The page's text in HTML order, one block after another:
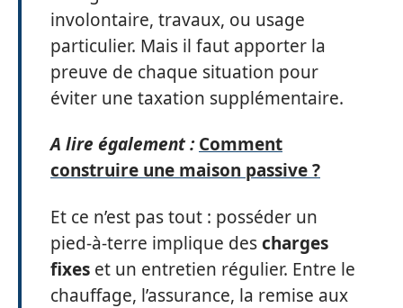
involontaire, travaux, ou usage
particulier. Mais il faut apporter la
preuve de chaque situation pour
éviter une taxation supplémentaire.
A lire également : Comment
construire une maison passive ?
Et ce n’est pas tout : posséder un
pied-à-terre implique descharges
fixes et un entretien régulier. Entre le
chauffage, l’assurance, la remise aux